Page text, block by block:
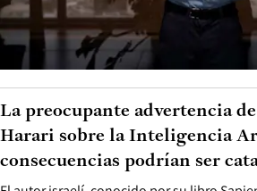
La preocupante advertencia
Harari sobre la Inteligencia
consecuencias podrían ser